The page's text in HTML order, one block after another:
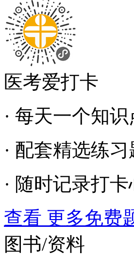
医考爱打卡
· 每天一个知识
· 配套精选练习
· 随时记录打
查看 更多免费
图书/资料